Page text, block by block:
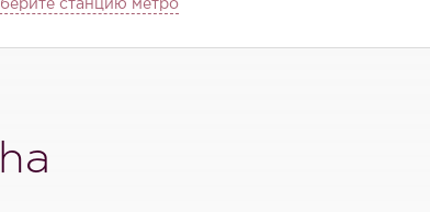
станцию метро